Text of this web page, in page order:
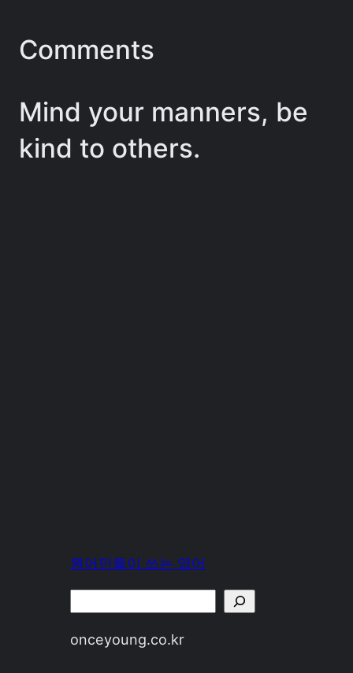
Comments
Mind your manners, be
kind to others.
원어민들이 쓰는 영어
onceyoung.co.kr